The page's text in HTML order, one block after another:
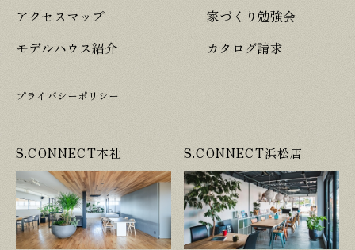
アクセスマップ
モデルハウス紹介
家づくり勉強会
カタログ請求
プライバシーポリシー
S.CONNECT本社 S.CONNECT浜松店